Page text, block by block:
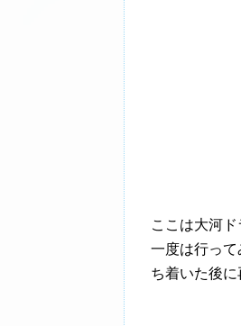
ここは大河
一度は行っ
ち着いた後に